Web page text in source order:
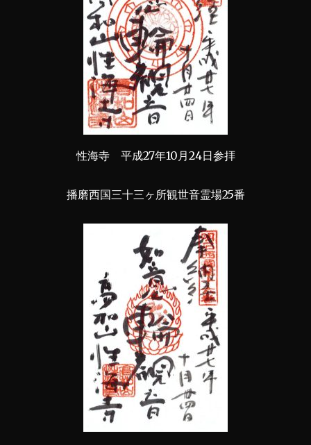
性海寺 平成27年10月24日参拝
播磨西国三十三ヶ所観世音霊場25番